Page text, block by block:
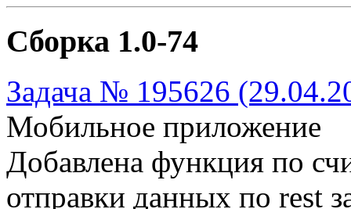
Сборка 1.0-74
Задача № 195626
Мобильное приложение
Добавлена функция по
отправки данных по rest